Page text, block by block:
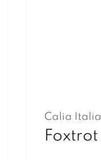
Calia Italia
Foxtrot